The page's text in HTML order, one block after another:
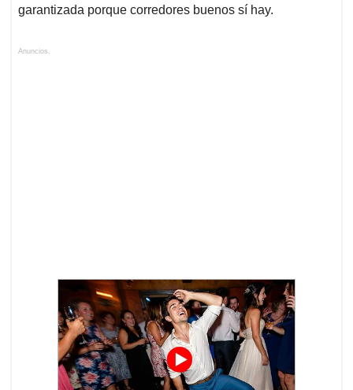
garantizada porque corredores buenos sí hay.
Anuncios.